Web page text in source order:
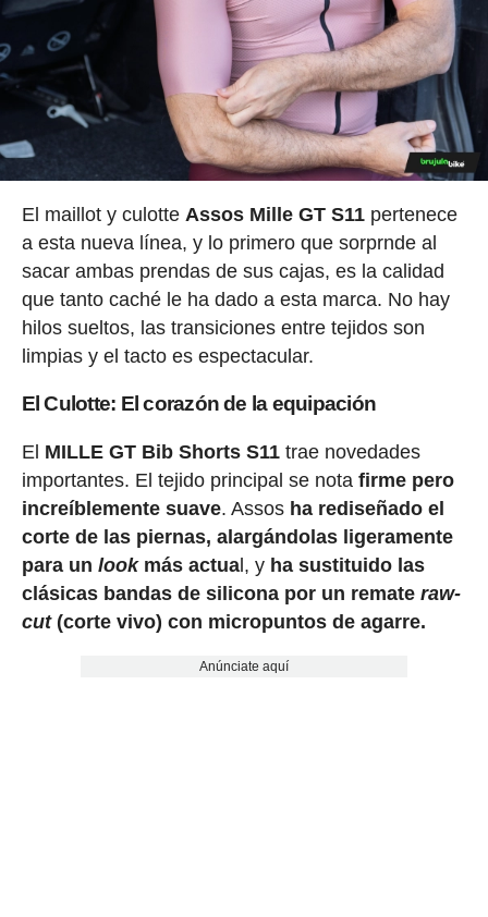
El maillot y culotte Assos Mille GT S11 pertenece
a esta nueva línea, y lo primero que sorprnde al
sacar ambas prendas de sus cajas, es la calidad
que tanto caché le ha dado a esta marca. No hay
hilos sueltos, las transiciones entre tejidos son
limpias y el tacto es espectacular.
El Culotte: El corazón de la equipación
El MILLE GT Bib Shorts S11trae novedades
importantes. El tejido principal se nota firme pero
increíblemente suave. Assos ha rediseñado el
corte de las piernas, alargándolas ligeramente
para un lookmás actual, y ha sustituido las
clásicas bandas de silicona por un remate raw-
cut(corte vivo) con micropuntos de agarre.
Anúnciate aquí